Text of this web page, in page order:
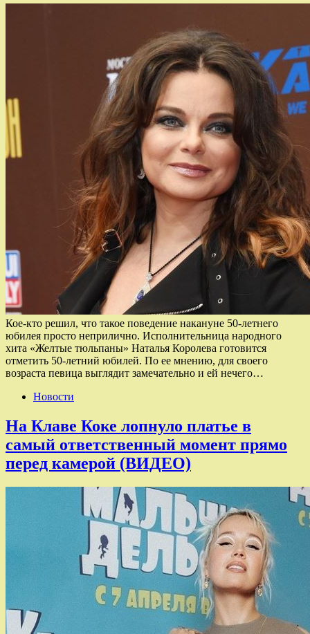
Кое-кто решил, что такое поведение накануне 50-летнего
юбилея просто неприлично. Исполнительница народного
хита «Желтые тюльпаны» Наталья Королева готовится
отметить 50-летний юбилей. По ее мнению, для своего
возраста певица выглядит замечательно и ей нечего…
Новости
На Клаве Коке лопнуло платье в
самый ответственный момент прямо
перед камерой (ВИДЕО)